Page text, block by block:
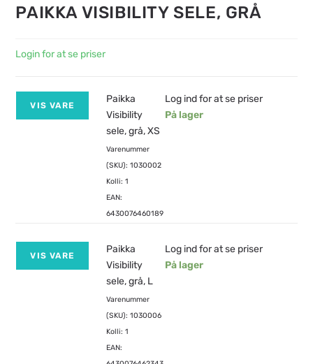
PAIKKA VISIBILITY SELE, GRÅ
Login for at se priser
VIS VARE
Paikka
Visibility
sele, grå, XS
Varenummer
(SKU): 1030002
Kolli: 1
EAN:
6430076460189
Log ind for at se priser
På lager
VIS VARE
Paikka
Visibility
sele, grå, L
Varenummer
(SKU): 1030006
Kolli: 1
EAN:
Log ind for at se priser
På lager